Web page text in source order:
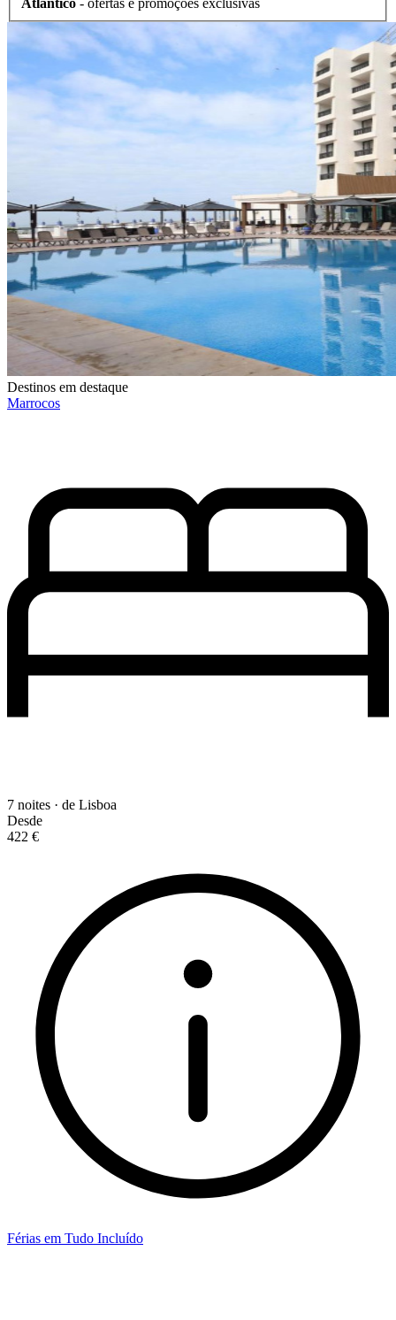
Atlântico - ofertas e promoções exclusivas
Destinos em destaque
Marrocos
7 noites · de Lisboa
Desde
422 €
Férias em Tudo Incluído